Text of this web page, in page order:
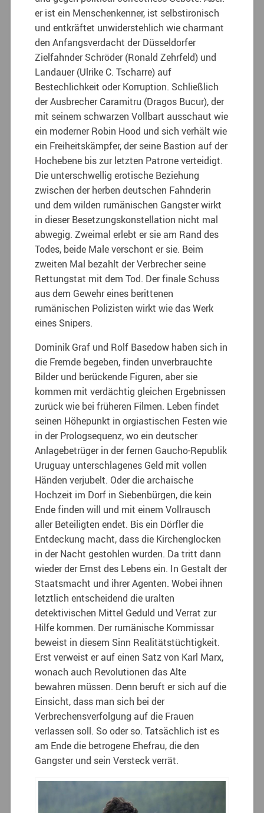
er ist ein Menschenkenner, ist selbstironisch
und entkräftet unwiderstehlich wie charmant
den Anfangsverdacht der Düsseldorfer
Zielfahnder Schröder (Ronald Zehrfeld) und
Landauer (Ulrike C. Tscharre) auf
Bestechlichkeit oder Korruption. Schließlich
der Ausbrecher Caramitru (Dragos Bucur), der
mit seinem schwarzen Vollbart ausschaut wie
ein moderner Robin Hood und sich verhält wie
ein Freiheitskämpfer, der seine Bastion auf der
Hochebene bis zur letzten Patrone verteidigt.
Die unterschwellig erotische Beziehung
zwischen der herben deutschen Fahnderin
und dem wilden rumänischen Gangster wirkt
in dieser Besetzungskonstellation nicht mal
abwegig. Zweimal erlebt er sie am Rand des
Todes, beide Male verschont er sie. Beim
zweiten Mal bezahlt der Verbrecher seine
Rettungstat mit dem Tod. Der finale Schuss
aus dem Gewehr eines berittenen
rumänischen Polizisten wirkt wie das Werk
eines Snipers.
Dominik Graf und Rolf Basedow haben sich in
die Fremde begeben, finden unverbrauchte
Bilder und berückende Figuren, aber sie
kommen mit verdächtig gleichen Ergebnissen
zurück wie bei früheren Filmen. Leben findet
seinen Höhepunkt in orgiastischen Festen wie
in der Prologsequenz, wo ein deutscher
Anlagebetrüger in der fernen Gaucho-Republik
Uruguay unterschlagenes Geld mit vollen
Händen verjubelt. Oder die archaische
Hochzeit im Dorf in Siebenbürgen, die kein
Ende finden will und mit einem Vollrausch
aller Beteiligten endet. Bis ein Dörfler die
Entdeckung macht, dass die Kirchenglocken
in der Nacht gestohlen wurden. Da tritt dann
wieder der Ernst des Lebens ein. In Gestalt der
Staatsmacht und ihrer Agenten. Wobei ihnen
letztlich entscheidend die uralten
detektivischen Mittel Geduld und Verrat zur
Hilfe kommen. Der rumänische Kommissar
beweist in diesem Sinn Realitätstüchtigkeit.
Erst verweist er auf einen Satz von Karl Marx,
wonach auch Revolutionen das Alte
bewahren müssen. Denn beruft er sich auf die
Einsicht, dass man sich bei der
Verbrechensverfolgung auf die Frauen
verlassen soll. So oder so. Tatsächlich ist es
am Ende die betrogene Ehefrau, die den
Gangster und sein Versteck verrät.